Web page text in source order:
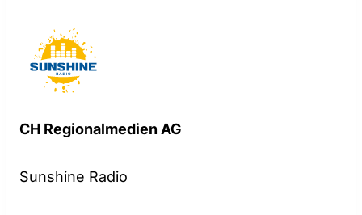
CH Regionalmedien AG
Sunshine Radio